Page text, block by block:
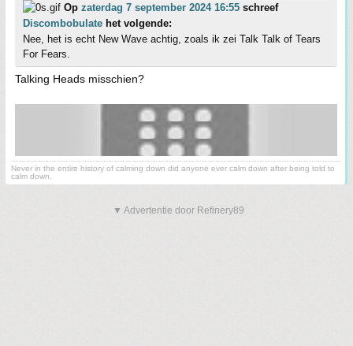
Op zaterdag 7 september 2024 16:55 schreef
Discombobulate het volgende:
Nee, het is echt New Wave achtig, zoals ik zei Talk Talk of Tears
For Fears.
Talking Heads misschien?
Never in the entire history of calming down did anyone ever calm down after being told to
calm down.
▼ Advertentie door Refinery89